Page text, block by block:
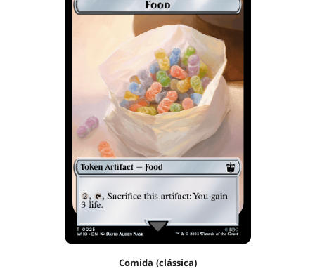
Comida (clássica)